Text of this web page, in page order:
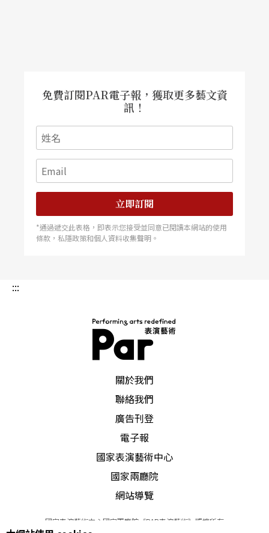
出自省與自我感覺良好有什麼不同的人。作品與觀
眾能不能連上線聊上天，關鍵不會只在一方的好
壞。就如愈來愈多人傾向與「設定」互動而不是與
人聊天，便是因為空氣中惡意的因子密布如霧霾，
於是人人戴上口罩自我保護。
《相愛相親》告訴我，聊天不一定有答案，它的意
義有著太多層面，是溝通，是交流，是分享，是傾
讓我馬上問問Siri去。
文字｜林奕華 戲劇創作始於1982年，除了舞台，也
在其他領域追求啟發與被啟發
免費訂閱PAR電子報，獲取更多藝文資
訊！
立即訂閱
*通過遞交此表格，即表示您接受並同意已閱讀本網站的使用
條款，私隱政策和個人資料收集聲明。
:::
關於我們
聯絡我們
廣告刊登
電子報
國家表演藝術中心
國家兩廳院
網站導覽
國家表演藝術中心國家兩廳院《PAR表演藝術》版權所有